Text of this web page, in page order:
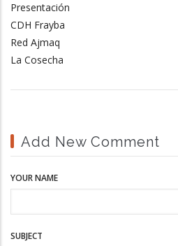
Presentación
CDH Frayba
Red Ajmaq
La Cosecha
Add New Comment
YOUR NAME
SUBJECT